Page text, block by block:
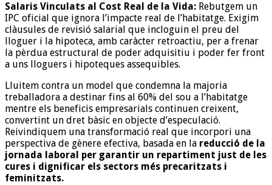
Salaris Vinculats al Cost Real de la Vida: Rebutgem un
IPC oficial que ignora l’impacte real de l’habitatge. Exigim
clàusules de revisió salarial que incloguin el preu del
lloguer i la hipoteca, amb caràcter retroactiu, per a frenar
la pèrdua estructural de poder adquisitiu i poder fer front
a uns lloguers i hipoteques assequibles.
Lluitem contra un model que condemna la majoria
treballadora a destinar fins al 60% del sou a l’habitatge
mentre els beneficis empresarials continuen creixent,
convertint un dret bàsic en objecte d’especulació.
Reivindiquem una transformació real que incorpori una
perspectiva de gènere efectiva, basada en la reducció de la
jornada laboral per garantir un repartiment just de les
cures i dignificar els sectors més precaritzats i
feminitzats.